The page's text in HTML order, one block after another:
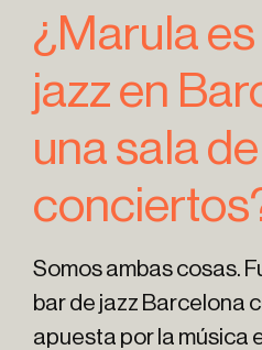
¿Marula
jazz en
una sala de
Somos ambas cosas.
bar de jazz Barcelona
apuesta por la música